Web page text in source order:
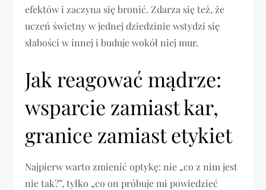
efektów i zaczyna się bronić. Zdarza się też, że
uczeń świetny w jednej dziedzinie wstydzi się
słabości w innej i buduje wokół niej mur.
Jak reagować mądrze:
wsparcie zamiast kar,
granice zamiast etykiet
Najpierw warto zmienić optykę: nie „co z nim jest
nie tak?”, tylko „co on próbuje mi powiedzieć